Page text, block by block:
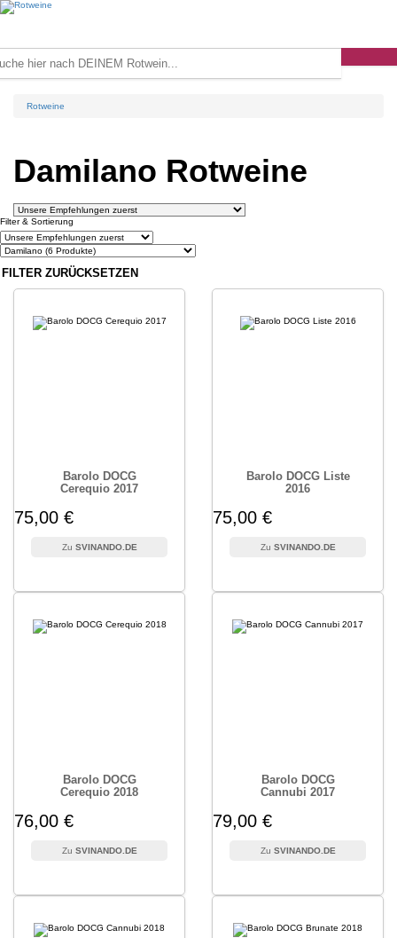
Rotweine
Damilano Rotweine
Filter & Sortierung
FILTER ZURÜCKSETZEN
Barolo DOCG
Cerequio 2017
75,00 €
SVINANDO.DE
Barolo DOCG Liste
2016
75,00 €
SVINANDO.DE
Barolo DOCG
Cerequio 2018
76,00 €
SVINANDO.DE
Barolo DOCG
Cannubi 2017
79,00 €
SVINANDO.DE